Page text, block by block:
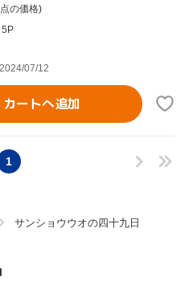
の価格)
07/12
カートへ追加
1
サンショウウオの四十九日